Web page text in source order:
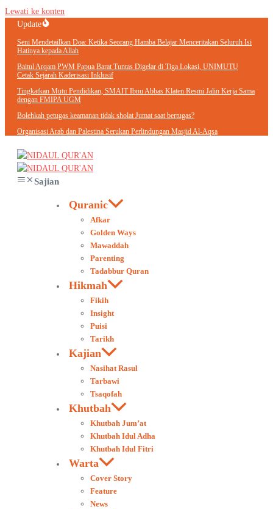
Lewati ke konten
Update
Seni Mendetailkan Doa: Ketika Seorang Hamba Belajar Menceritakan Seluruh Isi
Hatinya kepada Allah
Baitul Arqam PWM Papua Barat Tuntas Digelar di Tiga Lokasi, UNIMUTU
Cetak Sejarah Kaderisasi Inklusif
Tingkatkan Mutu Pendidikan, SMAIT Ibnu Abbas Klaten Resmi Jalin Kerja Sama
dengan FMIPA UGM
Bolehkah petugas keamanan tidak sholat Jumat saat bertugas?
Organisasi Arab dan Palestina Serukan Perlindungan Masjid Al-Aqsa
Sajian
Quranic
Afkar
Golden Ways
Mawaddah
Parenting
Tadabbur Quran
Hikmah
Fikih
Insight
Puisi
Tarikh
Kajian
Nasihat Rasul
Tarbawi
Tsaqofah
Khutbah
Khutbah Jum’at
Khutbah Idul Adha
Khutbah Idul Fitri
Warta
Cover Story
Feature
News